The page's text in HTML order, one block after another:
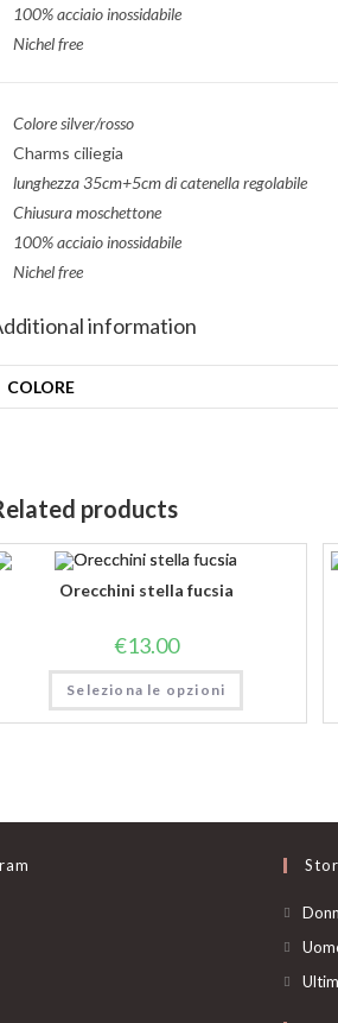
100% acciaio inossidabile
Nichel free
Colore silver/rosso
Charms ciliegia
lunghezza 35cm+5cm di catenella regolabile
Chiusura moschettone
100% acciaio inossidabile
Nichel free
information
COLORE
products
Orecchini stella fucsia
€13.00
Seleziona le opzioni